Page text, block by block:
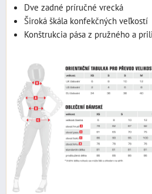
Dve zadné príručné vrecká
Široká škála konfekčných veľkostí
Konštrukcia pása z pružného a